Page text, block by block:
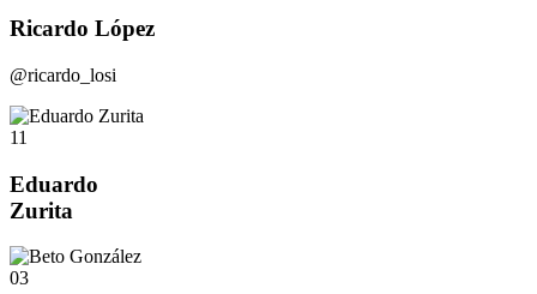
Ricardo López
@ricardo_losi
11
Eduardo
Zurita
03